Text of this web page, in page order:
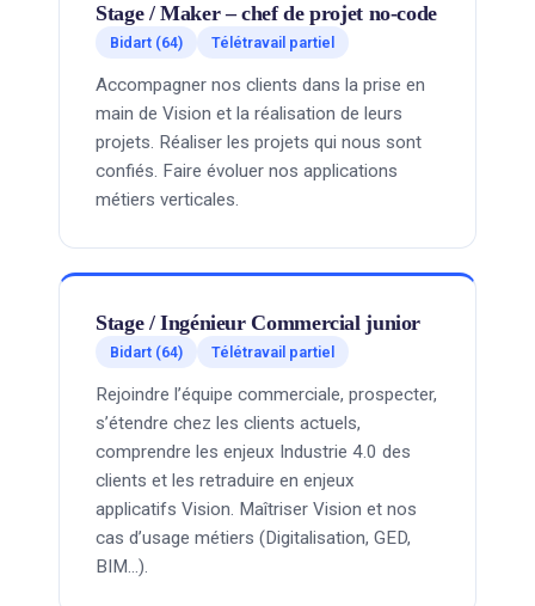
Stage / Maker – chef de projet no-code
Bidart (64) Télétravail partiel
Accompagner nos clients dans la prise en
main de Vision et la réalisation de leurs
projets. Réaliser les projets qui nous sont
confiés. Faire évoluer nos applications
métiers verticales.
Stage / Ingénieur Commercial junior
Bidart (64) Télétravail partiel
Rejoindre l’équipe commerciale, prospecter,
s’étendre chez les clients actuels,
comprendre les enjeux Industrie 4.0 des
clients et les retraduire en enjeux
applicatifs Vision. Maîtriser Vision et nos
cas d’usage métiers (Digitalisation, GED,
BIM…).